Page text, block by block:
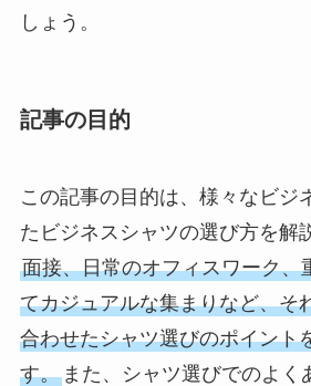
しょう。
記事の目的
この記事の目的は、様々なビジ
たビジネスシャツの選び方を解
面接、日常のオフィスワーク、
てカジュアルな集まりなど、そ
合わせたシャツ選びのポイント
す。また、シャツ選びでのよく